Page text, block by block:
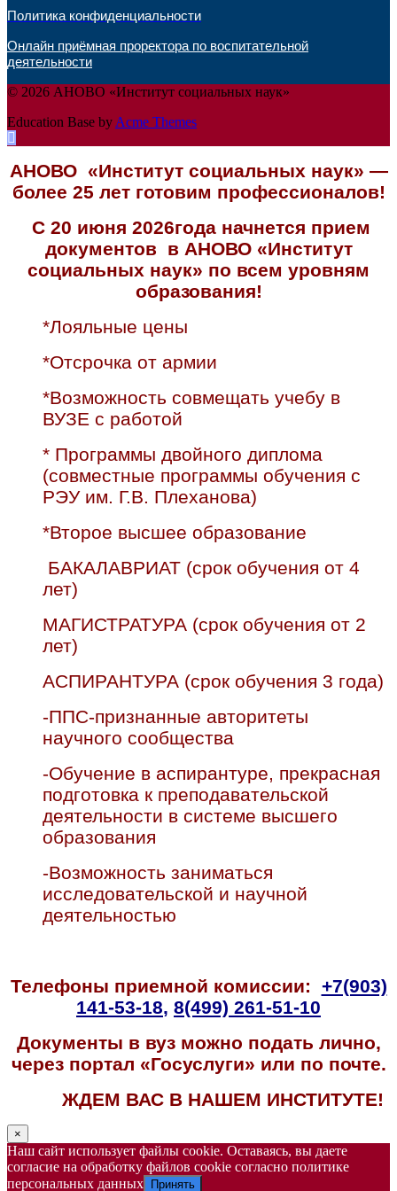
Политика конфиденциальности
Онлайн приёмная проректора по воспитательной
деятельности
© 2026 АНОВО «Институт социальных наук»
Education Base by Acme Themes
АНОВО «Институт социальных наук» —
более 25 лет готовим профессионалов!
С 20 июня 2026года начнется прием
документов в АНОВО «Институт
социальных наук» по всем уровням
образования!
*Лояльные цены
*Отсрочка от армии
*Возможность совмещать учебу в
ВУЗЕ с работой
* Программы двойного диплома
(совместные программы обучения с
РЭУ им. Г.В. Плеханова)
*Второе высшее образование
БАКАЛАВРИАТ (срок обучения от 4
лет)
МАГИСТРАТУРА (срок обучения от 2
лет)
АСПИРАНТУРА (срок обучения 3 года)
-ППС-признанные авторитеты
научного сообщества
-Обучение в аспирантуре, прекрасная
подготовка к преподавательской
деятельности в системе высшего
образования
-Возможность заниматься
исследовательской и научной
деятельностью
Телефоны приемной комиссии:
+7(903)
141-53-18, 8(499) 261-51-10
Документы в вуз можно подать лично,
через портал «Госуслуги» или по почте.
ЖДЕМ ВАС В НАШЕМ ИНСТИТУТЕ!
×
Наш сайт использует файлы cookie. Оставаясь, вы даете
согласие на обработку файлов cookie согласно политике
персональных данных
Принять